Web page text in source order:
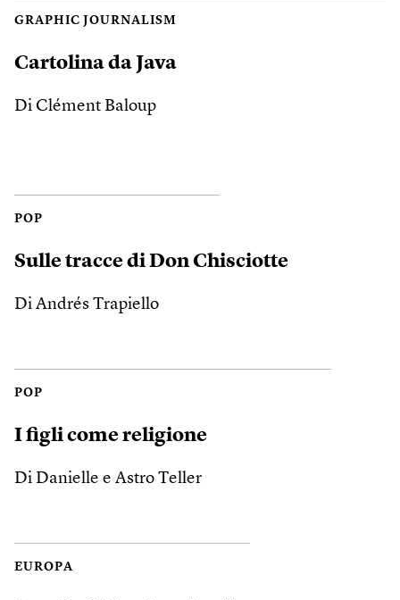
GRAPHIC JOURNALISM
Cartolina da Java
Di Clément Baloup
POP
Sulle tracce di Don Chisciotte
Di Andrés Trapiello
POP
I figli come religione
Di Danielle e Astro Teller
EUROPA